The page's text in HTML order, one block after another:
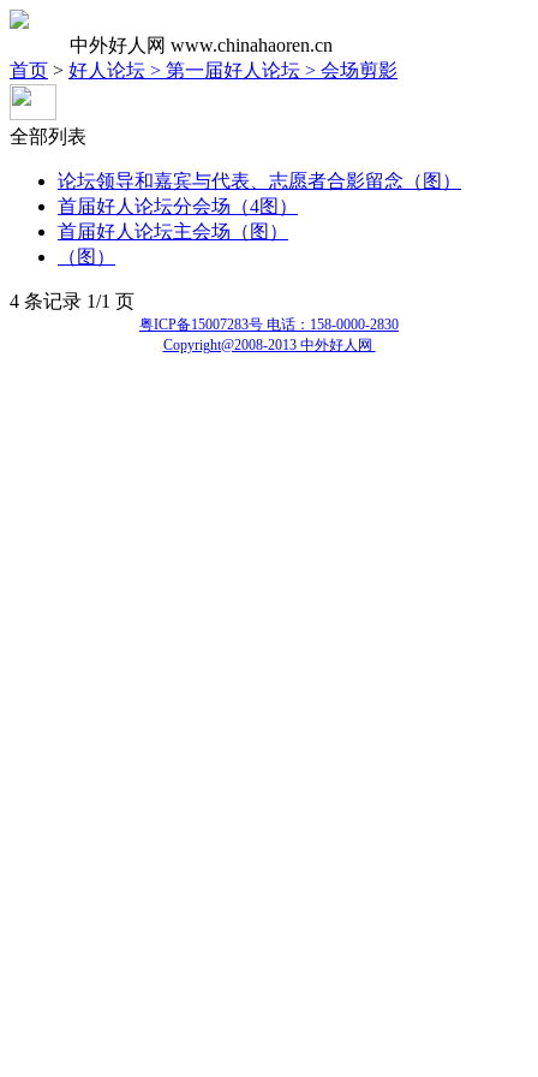
中外好人网 www.chinahaoren.cn
首页 > 好人论坛 > 第一届好人论坛 > 会场剪影
全部列表
论坛领导和嘉宾与代表、志愿者合影留念（图）
首届好人论坛分会场（4图）
首届好人论坛主会场（图）
（图）
4 条记录 1/1 页
粤ICP备15007283号 电话：158-0000-2830
Copyright@2008-2013 中外好人网